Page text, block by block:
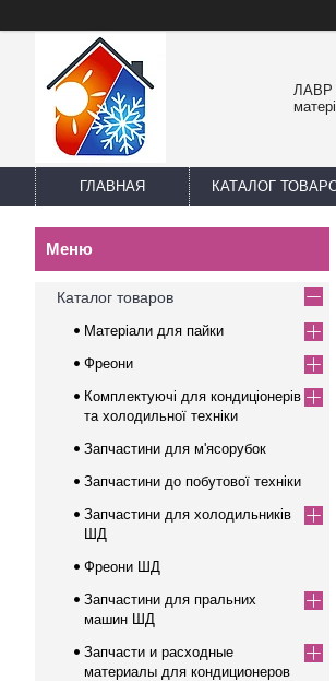
ЛАВР
ГЛАВНАЯ КАТАЛОГ
Каталог товаров
Матеріали для пайки
Фреони
Комплектуючі для кондиціонерів
та холодильної техніки
Запчастини для м'ясорубок
Запчастини до побутової техніки
Запчастини для холодильників
ШД
Фреони ШД
Запчастини для пральних
машин ШД
Запчасти и расходные
материалы для кондиционеров